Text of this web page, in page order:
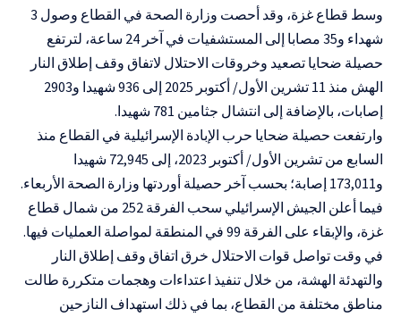
وسط قطاع غزة، وقد أحصت وزارة الصحة في القطاع وصول 3
شهداء و35 مصابا إلى المستشفيات في آخر 24 ساعة، لترتفع
حصيلة ضحايا تصعيد وخروقات الاحتلال لاتفاق وقف إطلاق النار
الهش منذ 11 تشرين الأول/ أكتوبر 2025 إلى 936 شهيدا و2903
إصابات، بالإضافة إلى انتشال جثامين 781 شهيدا.
وارتفعت حصيلة ضحايا حرب الإبادة الإسرائيلية في القطاع منذ
السابع من تشرين الأول/ أكتوبر 2023، إلى 72,945 شهيدا
و173,011 إصابة؛ بحسب آخر حصيلة أوردتها وزارة الصحة الأربعاء.
فيما أعلن الجيش الإسرائيلي سحب الفرقة 252 من شمال قطاع
غزة، والإبقاء على الفرقة 99 في المنطقة لمواصلة العمليات فيها.
في وقت تواصل قوات الاحتلال خرق اتفاق وقف إطلاق النار
والتهدئة الهشة، من خلال تنفيذ اعتداءات وهجمات متكررة طالت
مناطق مختلفة من القطاع، بما في ذلك استهداف النازحين